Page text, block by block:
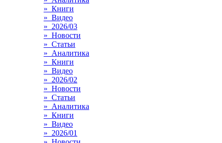
» Книги
» Видео
» 2026/03
» Новости
» Статьи
» Аналитика
» Книги
» Видео
» 2026/02
» Новости
» Статьи
» Аналитика
» Книги
» Видео
» 2026/01